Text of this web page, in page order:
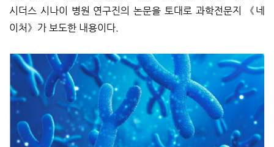
시더스 시나이 병원 연구진의 논문을 토대로 과학전문지 《네
이처》가 보도한 내용이다.